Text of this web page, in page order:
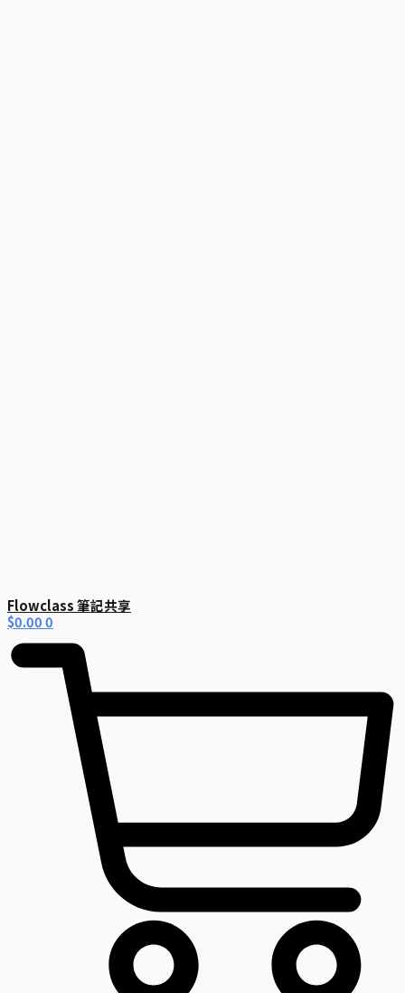
Flowclass 筆記共享
$0.000